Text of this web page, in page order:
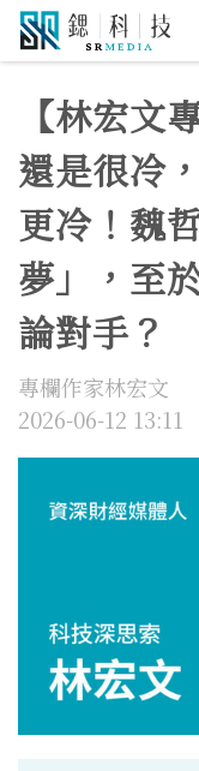
【林宏文
還是很冷
更冷！魏
夢」，至
論對手？
專欄作家林宏文
2026-06-12 13:11